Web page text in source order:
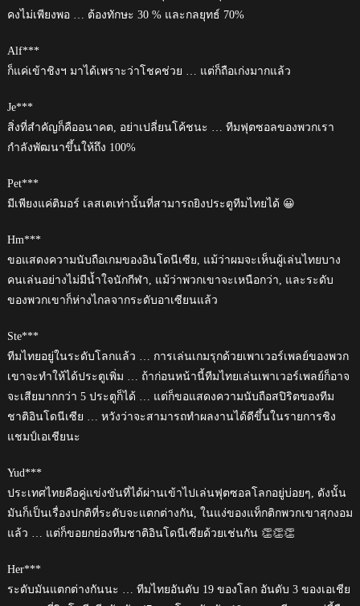
คงไม่เพียงพอ … ต้องทักษะ 30 % และกลยุทธ์ 70%
Alf***
ก็แค่เข้าชิงฯ มาได้เพราะว่าโชคช่วย … แต่ก็ถือเก่งมากแล้ว
Je***
สิ่งที่สำคัญก็คืออนาคต, อย่าเปลี่ยนโค้ชนะ … ทีมฟุตซอลของพวกเรา
กำลังพัฒนาขึ้นให้ถึง 100%
Pet***
มีเพียงแค่ติมอร์ เลสเตเท่านั้นที่สามารถยิงประตูทีมไทยได้ 😀
Hm***
ขอแสดงความนับถือเกมของอินโดนีเซีย, แม้ว่าผมจะเห็นผู้เล่นไทยบาง
คนเล่นอย่างไม่มีน้ำใจนักกีฬา, แม้ว่าพวกเขาจะเหนือกว่า, และระดับ
ของพวกเขาก็ห่างไกลจากระดับอาเซียนแล้ว
Ste***
ทีมไทยอยู่ในระดับโลกแล้ว … การเล่นเกมรุกด้วยเพาเวอร์เพลย์ของพวก
เขาจะทำให้ได้ประตูเพิ่ม … ถ้าก่อนหน้านี้ทีมไทยเล่นเพาเวอร์เพลย์ก็อาจ
จะเสียมากกว่า 5 ประตูก็ได้ … แต่ก็ขอแสดงความนับถือสปิริตของทีม
ชาติอินโดนีเซีย … หวังว่าจะสามารถทำผลงานได้ดีขึ้นในรายการชิง
แชมป์เอเชียนะ
Yud***
ประเทศไทยคือคู่แข่งขันที่ได้ผ่านเข้าไปเล่นฟุตซอลโลกอยู่บ่อยๆ, ดังนั้น
มันก็เป็นเรื่องปกติที่ระดับจะแตกต่างกัน, ในแง่ของแท็กติกพวกเขาสุกงอม
แล้ว … แต่ก็ขอยกย่องทีมชาติอินโดนีเซียด้วยเช่นกัน 👏👏👏
Her***
ระดับมันแตกต่างกันนะ … ทีมไทยอันดับ 19 ของโลก อันดับ 3 ของเอเชีย